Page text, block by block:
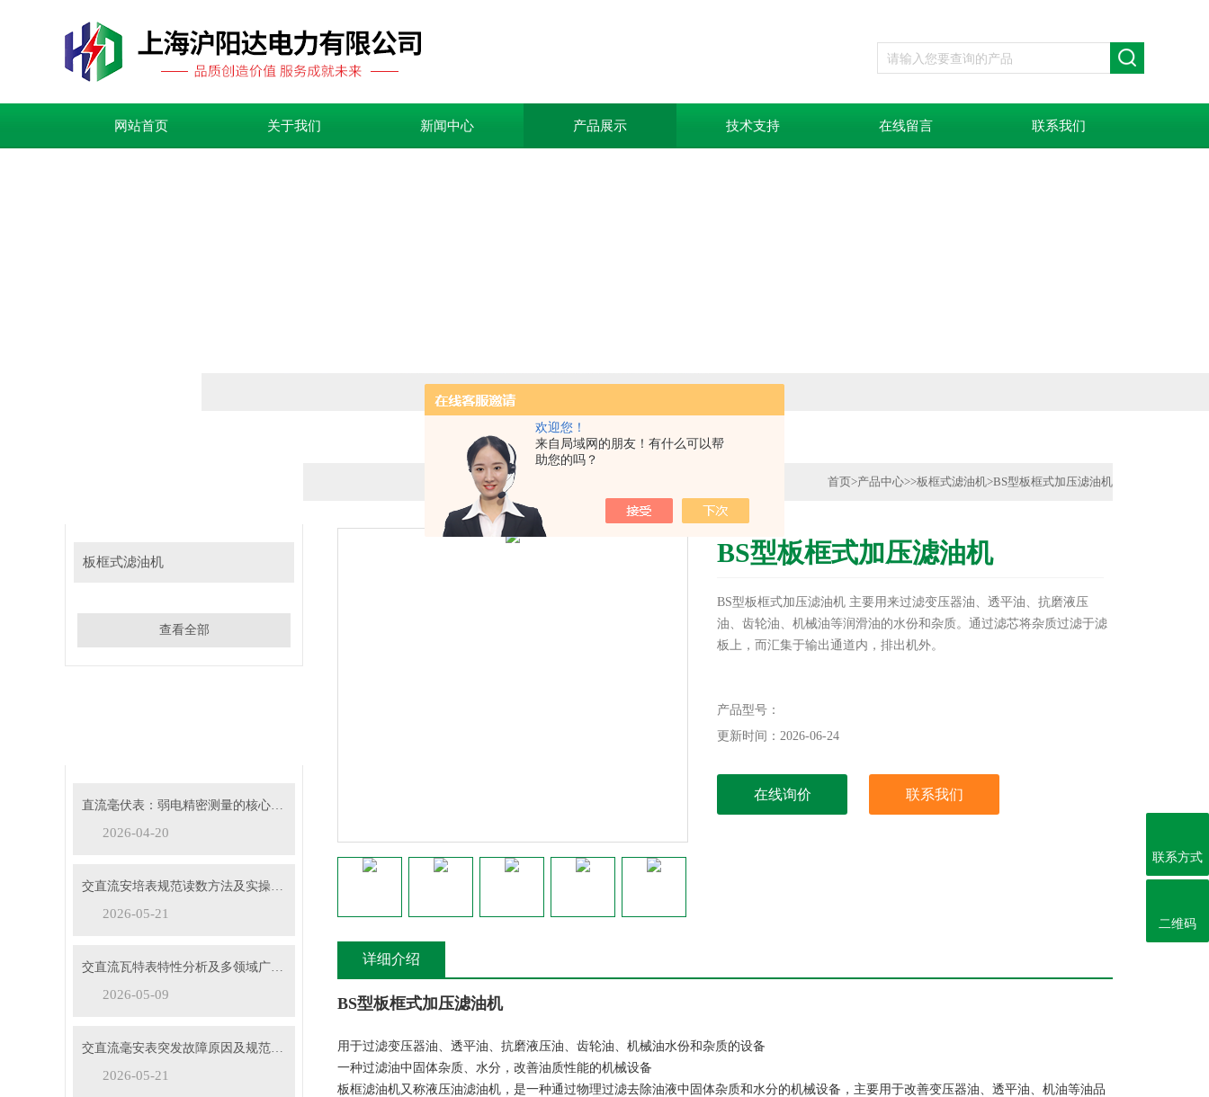
欢迎您！
来自局域网的朋友！有什么可以帮
助您的吗？
网站首页 关于我们 新闻中心 产品展示 技术支持 在线留言 联系我们
板框式滤油机
查看全部
直流毫伏表：弱电精密测量的核心工具
2026-04-20
交直流安培表规范读数方法及实操要点
2026-05-21
交直流瓦特表特性分析及多领域广泛应用
2026-05-09
交直流毫安表突发故障原因及规范处理流程
2026-05-21
首页>产品中心>>板框式滤油机>BS型板框式加压滤油机
BS型板框式加压滤油机
BS型板框式加压滤油机 主要用来过滤变压器油、透平油、抗磨液压
油、齿轮油、机械油等润滑油的水份和杂质。通过滤芯将杂质过滤于滤
板上，而汇集于输出通道内，排出机外。
产品型号：
更新时间：2026-06-24
在线询价 联系我们
详细介绍
BS型板框式加压滤油机
用于过滤变压器油、透平油、抗磨液压油、齿轮油、机械油水份和杂质的设备
一种过滤油中固体杂质、水分，改善油质性能的机械设备
板框滤油机又称液压油滤油机，是一种通过物理过滤去除油液中固体杂质和水分的机械设备，主要用于改善变压器油、透平油、机油等油品
联系方式
二维码